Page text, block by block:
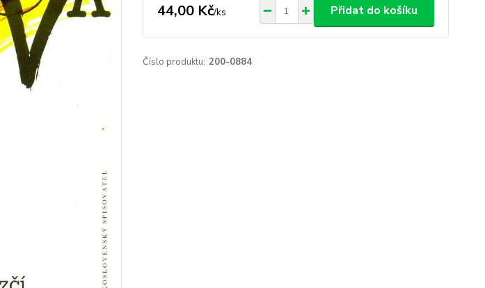
44,00 Kč/ks Přidat do košíku
Číslo produktu: 200-0884